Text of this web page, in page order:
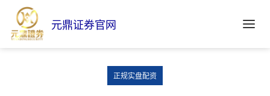
元鼎证券官网
正规实盘配资